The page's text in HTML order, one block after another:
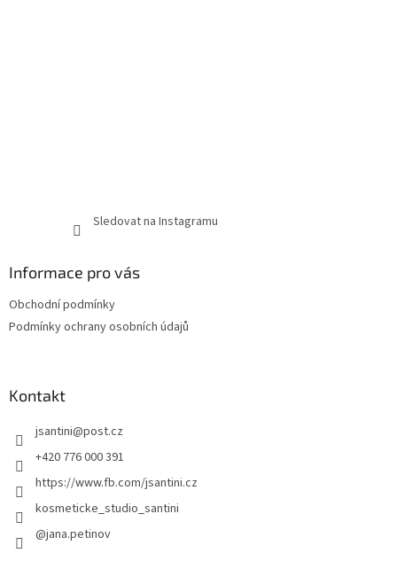
Sledovat na Instagramu
Informace pro vás
Obchodní podmínky
Podmínky ochrany osobních údajů
Kontakt
jsantini@post.cz
+420 776 000 391
https://www.fb.com/jsantini.cz
kosmeticke_studio_santini
@jana.petinov